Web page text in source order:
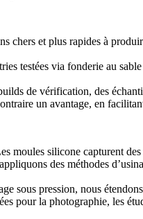
chers et plus rapides à
testées via fonderie au sable
de vérification, des
un avantage, en
moules silicone capturent
des méthodes
sous pression, nous
pour la photographie, les